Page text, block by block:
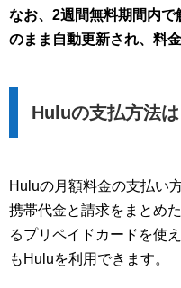
なお、2週間無料期間内
のまま自動更新され、料
Huluの支払方法は
Huluの月額料金の支払い
携帯代金と請求をまとめ
るプリペイドカードを使
もHuluを利用できます。